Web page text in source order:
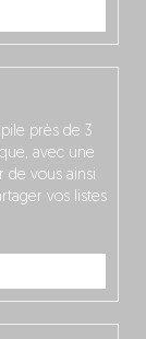
près de 3
avec une
de vous ainsi
vos listes